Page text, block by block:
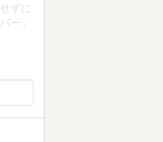
ずに
ー」